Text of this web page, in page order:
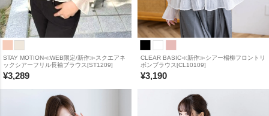
STAY MOTION≪WEB限定/新作≫スクエアネ
ックシアーフリル長袖ブラウス[ST1209]
¥3,289
CLEAR BASIC≪新作≫シアー楊柳フロントリ
ボンブラウス[CL10109]
¥3,190